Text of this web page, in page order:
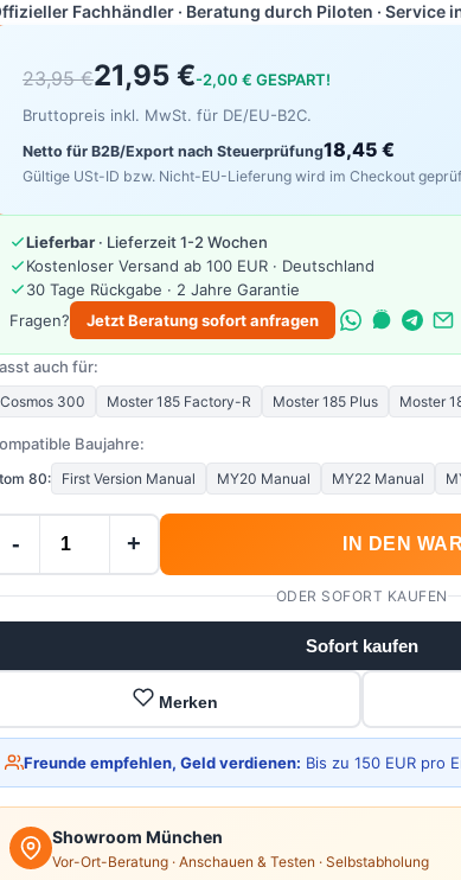
Fachhändler · Beratung durch Piloten · Service
23,95 €21,95 €-2,00 € GESPART!
Bruttopreis inkl. MwSt. für DE/EU-B2C.
Netto für B2B/Export nach Steuerprüfung18,45 €
Gültige USt-ID bzw. Nicht-EU-Lieferung wird im Checkout
Lieferbar · Lieferzeit 1-2 Wochen
Kostenloser Versand ab 100 EUR · Deutschland
30 Tage Rückgabe · 2 Jahre Garantie
Fragen?
Jetzt Beratung sofort anfragen
auch für:
Cosmos 300 Moster 185 Factory-R Moster 185 Plus Moster
Baujahre:
80: First Version Manual MY20 Manual MY22 Manual
- + IN DEN
ODER SOFORT KAUFEN
Sofort kaufen
Merken
Freunde empfehlen, Geld verdienen: Bis zu 150 EUR pro
Showroom München
Vor-Ort-Beratung · Anschauen & Testen · Selbstabholung